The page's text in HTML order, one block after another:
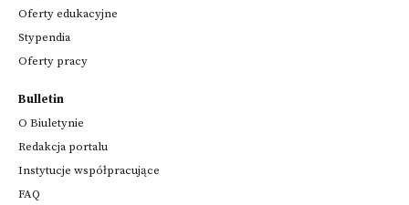
Oferty edukacyjne
Stypendia
Oferty pracy
Bulletin
O Biuletynie
Redakcja portalu
Instytucje współpracujące
FAQ